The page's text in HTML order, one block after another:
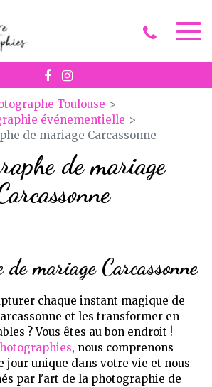
Toulouse
événementielle
de mariage Carcassonne
de mariage
de mariage Carcassonne
chaque instant magique de
et les transformer en
? Vous êtes au bon endroit !
, nous comprenons
jour unique dans votre vie et nous
par l'art de la photographie de
cookies